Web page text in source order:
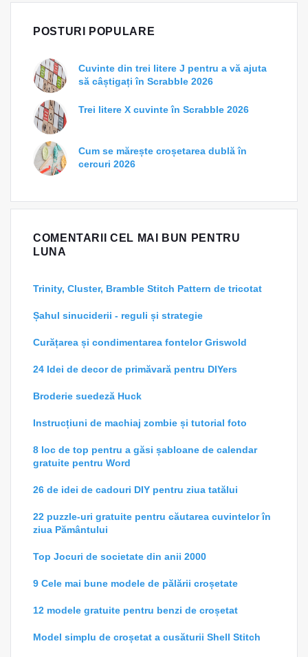
POSTURI POPULARE
Cuvinte din trei litere J pentru a vă ajuta
să câștigați în Scrabble 2026
Trei litere X cuvinte în Scrabble 2026
Cum se mărește croșetarea dublă în
cercuri 2026
COMENTARII CEL MAI BUN PENTRU
LUNA
Trinity, Cluster, Bramble Stitch Pattern de tricotat
Șahul sinuciderii - reguli și strategie
Curățarea și condimentarea fontelor Griswold
24 Idei de decor de primăvară pentru DIYers
Broderie suedeză Huck
Instrucțiuni de machiaj zombie și tutorial foto
8 loc de top pentru a găsi șabloane de calendar
gratuite pentru Word
26 de idei de cadouri DIY pentru ziua tatălui
22 puzzle-uri gratuite pentru căutarea cuvintelor în
ziua Pământului
Top Jocuri de societate din anii 2000
9 Cele mai bune modele de pălării croșetate
12 modele gratuite pentru benzi de croșetat
Model simplu de croșetat a cusăturii Shell Stitch